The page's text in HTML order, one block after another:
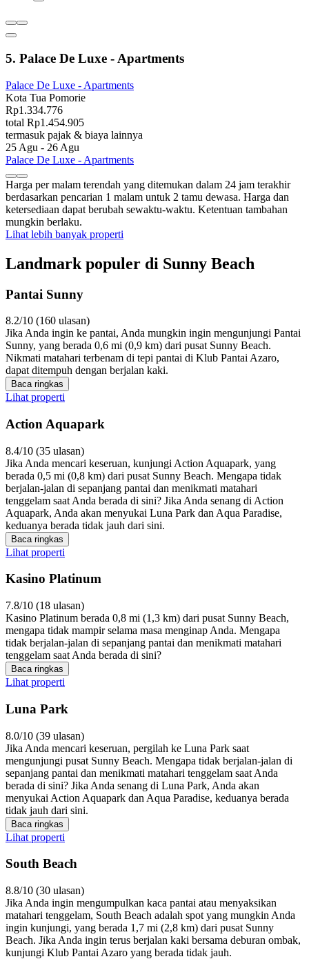
5. Palace De Luxe - Apartments
Palace De Luxe - Apartments
Kota Tua Pomorie
Rp1.334.776
total Rp1.454.905
termasuk pajak & biaya lainnya
25 Agu - 26 Agu
Palace De Luxe - Apartments
Harga per malam terendah yang ditemukan dalam 24 jam terakhir
berdasarkan pencarian 1 malam untuk 2 tamu dewasa. Harga dan
ketersediaan dapat berubah sewaktu-waktu. Ketentuan tambahan
mungkin berlaku.
Lihat lebih banyak properti
Landmark populer di Sunny Beach
Pantai Sunny
8.2/10 (160 ulasan)
Jika Anda ingin ke pantai, Anda mungkin ingin mengunjungi Pantai
Sunny, yang berada 0,6 mi (0,9 km) dari pusat Sunny Beach.
Nikmati matahari terbenam di tepi pantai di Klub Pantai Azaro,
dapat ditempuh dengan berjalan kaki.
Baca ringkas
Lihat properti
Action Aquapark
8.4/10 (35 ulasan)
Jika Anda mencari keseruan, kunjungi Action Aquapark, yang
berada 0,5 mi (0,8 km) dari pusat Sunny Beach. Mengapa tidak
berjalan-jalan di sepanjang pantai dan menikmati matahari
tenggelam saat Anda berada di sini? Jika Anda senang di Action
Aquapark, Anda akan menyukai Luna Park dan Aqua Paradise,
keduanya berada tidak jauh dari sini.
Baca ringkas
Lihat properti
Kasino Platinum
7.8/10 (18 ulasan)
Kasino Platinum berada 0,8 mi (1,3 km) dari pusat Sunny Beach,
mengapa tidak mampir selama masa menginap Anda. Mengapa
tidak berjalan-jalan di sepanjang pantai dan menikmati matahari
tenggelam saat Anda berada di sini?
Baca ringkas
Lihat properti
Luna Park
8.0/10 (39 ulasan)
Jika Anda mencari keseruan, pergilah ke Luna Park saat
mengunjungi pusat Sunny Beach. Mengapa tidak berjalan-jalan di
sepanjang pantai dan menikmati matahari tenggelam saat Anda
berada di sini? Jika Anda senang di Luna Park, Anda akan
menyukai Action Aquapark dan Aqua Paradise, keduanya berada
tidak jauh dari sini.
Baca ringkas
Lihat properti
South Beach
8.8/10 (30 ulasan)
Jika Anda ingin mengumpulkan kaca pantai atau menyaksikan
matahari tenggelam, South Beach adalah spot yang mungkin Anda
ingin kunjungi, yang berada 1,7 mi (2,8 km) dari pusat Sunny
Beach. Jika Anda ingin terus berjalan kaki bersama deburan ombak,
kunjungi Klub Pantai Azaro yang berada tidak jauh.